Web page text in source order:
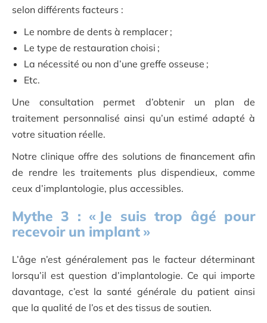
selon différents facteurs :
Le nombre de dents à remplacer ;
Le type de restauration choisi ;
La nécessité ou non d’une greffe osseuse ;
Etc.
Une consultation permet d’obtenir un plan de
traitement personnalisé ainsi qu’un estimé adapté à
votre situation réelle.
Notre clinique offre des solutions de financement afin
de rendre les traitements plus dispendieux, comme
ceux d’implantologie, plus accessibles.
Mythe 3 : « Je suis trop âgé pour
recevoir un implant »
L’âge n’est généralement pas le facteur déterminant
lorsqu’il est question d’implantologie. Ce qui importe
davantage, c’est la santé générale du patient ainsi
que la qualité de l’os et des tissus de soutien.